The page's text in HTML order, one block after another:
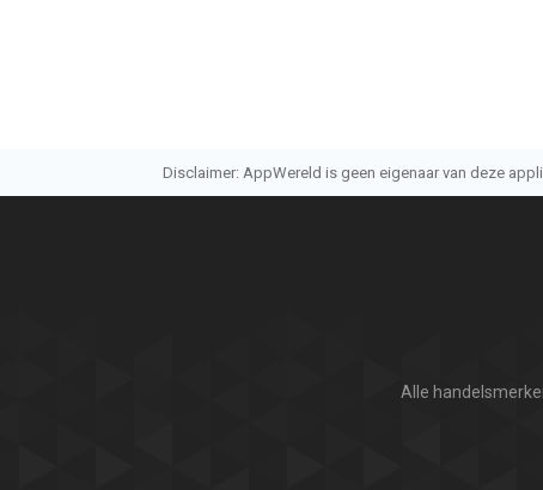
Disclaimer: AppWereld is geen eigenaar van deze
Alle